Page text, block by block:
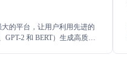
的平台，让用户利用先进的
GPT-2 和 BERT）生成高质量